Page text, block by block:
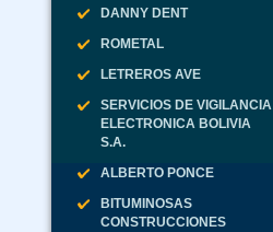
DANNY DENT
ROMETAL
LETREROS AVE
SERVICIOS DE VIGILANCIA
ELECTRONICA BOLIVIA
S.A.
ALBERTO PONCE
BITUMINOSAS
CONSTRUCCIONES